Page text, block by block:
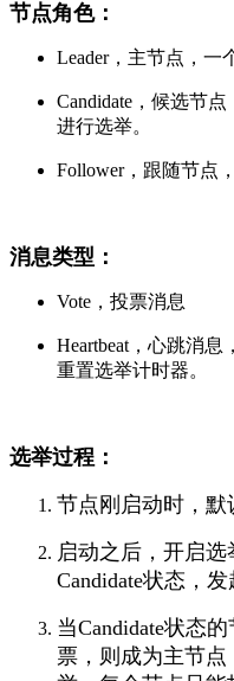
节点角色：
Leader，主节点，一
Candidate，候选节
进行选举。
Follower，跟随节点
消息类型：
Vote，投票消息
Heartbeat，心跳消息
重置选举计时器。
选举过程：
节点刚启动时，默
启动之后，开启选
Candidate状态，发
当Candidate状态
票，则成为主节点